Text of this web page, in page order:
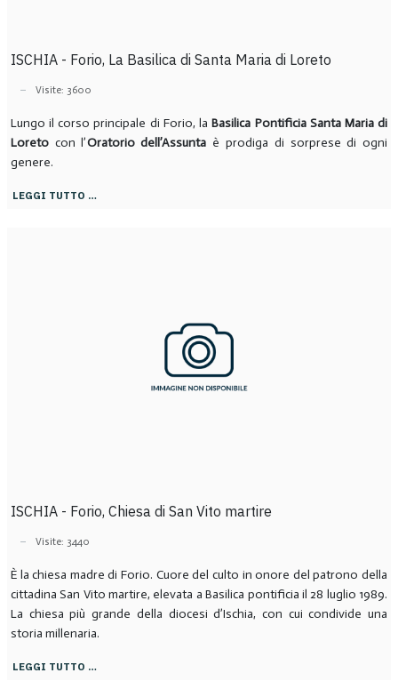
ISCHIA - Forio, La Basilica di Santa Maria di Loreto
Visite: 3600
Lungo il corso principale di Forio, laBasilica Pontificia Santa Maria di
Loretocon l’Oratorio dell’Assunta è prodiga di sorprese di ogni
genere.
LEGGI TUTTO …
ISCHIA - Forio, Chiesa di San Vito martire
Visite: 3440
È la chiesa madre di Forio. Cuore del culto in onore del patrono della
cittadina San Vito martire, elevata a Basilica pontificia il 28 luglio 1989.
La chiesa più grande della diocesi d’Ischia, con cui condivide una
storia millenaria.
LEGGI TUTTO …